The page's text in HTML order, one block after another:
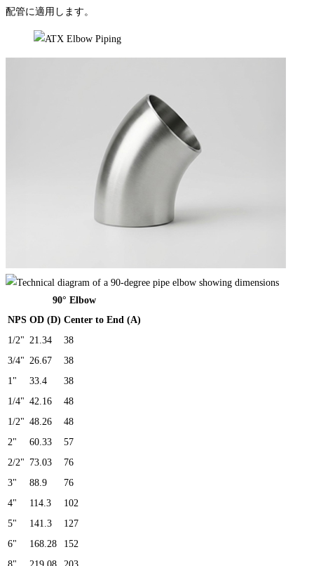
配管に適用します。
90° Elbow
NPS OD (D) Center to End (A)
1/2" 21.34
38
3/4" 26.67
38
1"
33.4
38
1/4" 42.16
48
1/2" 48.26
48
2"
60.33
57
2/2" 73.03
76
3"
88.9
76
4"
114.3
102
5"
141.3
127
6"
168.28
152